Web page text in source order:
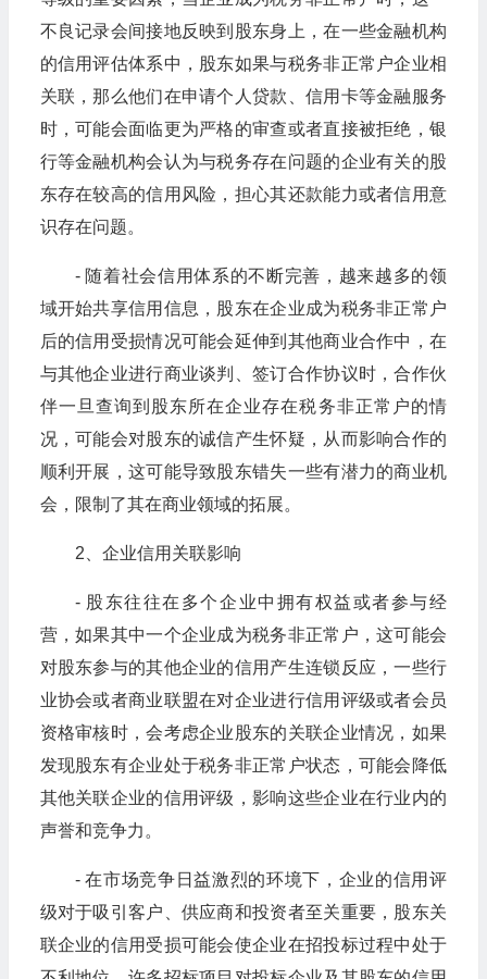
不良记录会间接地反映到股东身上，在一些金融机构
的信用评估体系中，股东如果与税务非正常户企业相
关联，那么他们在申请个人贷款、信用卡等金融服务
时，可能会面临更为严格的审查或者直接被拒绝，银
行等金融机构会认为与税务存在问题的企业有关的股
东存在较高的信用风险，担心其还款能力或者信用意
识存在问题。
- 随着社会信用体系的不断完善，越来越多的领
域开始共享信用信息，股东在企业成为税务非正常户
后的信用受损情况可能会延伸到其他商业合作中，在
与其他企业进行商业谈判、签订合作协议时，合作伙
伴一旦查询到股东所在企业存在税务非正常户的情
况，可能会对股东的诚信产生怀疑，从而影响合作的
顺利开展，这可能导致股东错失一些有潜力的商业机
会，限制了其在商业领域的拓展。
2、企业信用关联影响
- 股东往往在多个企业中拥有权益或者参与经
营，如果其中一个企业成为税务非正常户，这可能会
对股东参与的其他企业的信用产生连锁反应，一些行
业协会或者商业联盟在对企业进行信用评级或者会员
资格审核时，会考虑企业股东的关联企业情况，如果
发现股东有企业处于税务非正常户状态，可能会降低
其他关联企业的信用评级，影响这些企业在行业内的
声誉和竞争力。
- 在市场竞争日益激烈的环境下，企业的信用评
级对于吸引客户、供应商和投资者至关重要，股东关
联企业的信用受损可能会使企业在招投标过程中处于